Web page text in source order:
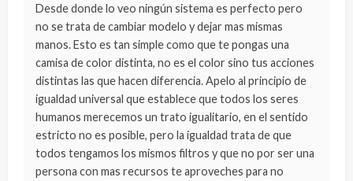
Desde donde lo veo ningún sistema es perfecto pero
no se trata de cambiar modelo y dejar mas mismas
manos. Esto es tan simple como que te pongas una
camisa de color distinta, no es el color sino tus acciones
distintas las que hacen diferencia. Apelo al principio de
igualdad universal que establece que todos los seres
humanos merecemos un trato igualitario, en el sentido
estricto no es posible, pero la igualdad trata de que
todos tengamos los mismos filtros y que no por ser una
persona con mas recursos te aproveches para no